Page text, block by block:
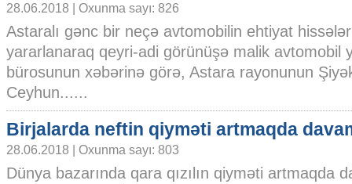
28.06.2018 | Oxunma sayı: 826
Astaralı gənc bir neçə avtomobilin ehtiyat
yararlanaraq qeyri-adi görünüşə malik avtomobil
bürosunun xəbərinə görə, Astara rayonunun
Ceyhun......
Birjalarda neftin qiyməti artmaqda
28.06.2018 | Oxunma sayı: 803
Dünya bazarında qara qızılın qiyməti artmaqda